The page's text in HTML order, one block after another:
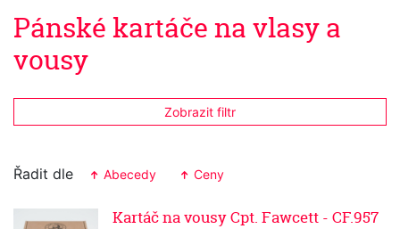
Pánské kartáče na vlasy a
vousy
Zobrazit filtr
Řadit dle Abecedy Ceny
Kartáč na vousy Cpt. Fawcett - CF.957